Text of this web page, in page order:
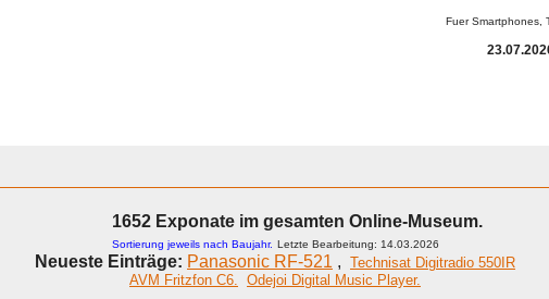
Fuer Smartphones,
1652 Exponate im gesamten Online-Museum.
Sortierung jeweils nach Baujahr. Letzte Bearbeitung: 14.03.2026
Neueste Einträge: Panasonic RF-521 , Technisat Digitradio 550IR
AVM Fritzfon C6. Odejoi Digital Music Player.